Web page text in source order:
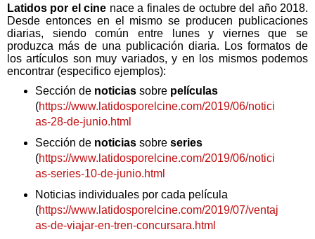
Latidos por el cine nace a finales de octubre del año 2018.
Desde entonces en el mismo se producen publicaciones
diarias, siendo común entre lunes y viernes que se
produzca más de una publicación diaria. Los formatos de
los artículos son muy variados, y en los mismos podemos
encontrar (especifico ejemplos):
Sección de noticiassobre películas
(https://www.latidosporelcine.com/2019/06/notici
as-28-de-junio.html
Sección de noticiassobre series
(https://www.latidosporelcine.com/2019/06/notici
as-series-10-de-junio.html
Noticias individuales por cada película
(https://www.latidosporelcine.com/2019/07/ventaj
as-de-viajar-en-tren-concursara.html